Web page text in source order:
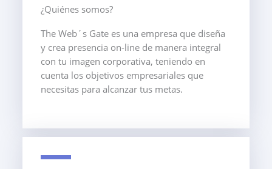
¿Quiénes somos?
The Web´s Gate es una empresa que diseña
y crea presencia on-line de manera integral
con tu imagen corporativa, teniendo en
cuenta los objetivos empresariales que
necesitas para alcanzar tus metas.